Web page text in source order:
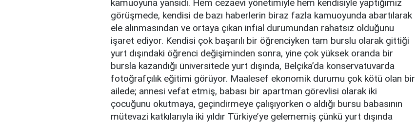
kamuoyuna yansıdı. Hem cezaevi yönetimiyle hem kendisiyle yaptığımız
görüşmede, kendisi de bazı haberlerin biraz fazla kamuoyunda abartılarak
ele alınmasından ve ortaya çıkan infial durumundan rahatsız olduğunu
işaret ediyor. Kendisi çok başarılı bir öğrenciyken tam burslu olarak gittiği
yurt dışındaki öğrenci değişiminden sonra, yine çok yüksek oranda bir
bursla kazandığı üniversitede yurt dışında, Belçika’da konservatuvarda
fotoğrafçılık eğitimi görüyor. Maalesef ekonomik durumu çok kötü olan bir
ailede; annesi vefat etmiş, babası bir apartman görevlisi olarak iki
çocuğunu okutmaya, geçindirmeye çalışıyorken o aldığı bursu babasının
mütevazi katkılarıyla iki yıldır Türkiye’ye gelememiş çünkü yurt dışında